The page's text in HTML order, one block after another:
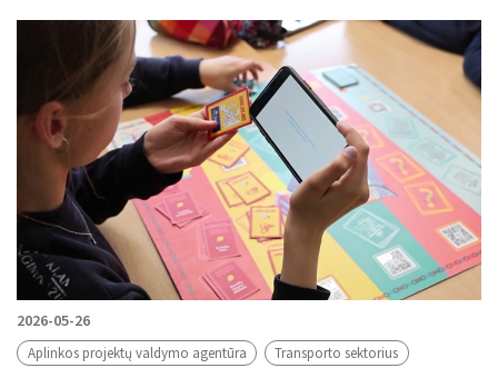
2026-05-26
Aplinkos projektų valdymo agentūra Transporto sektorius